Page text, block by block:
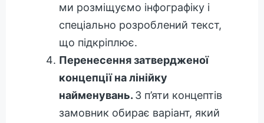
ми розміщуємо інфографіку і
спеціально розроблений текст,
що підкріплює.
Перенесення затвердженої
концепції на лінійку
найменувань. З п’яти концептів
замовник обирає варіант, який